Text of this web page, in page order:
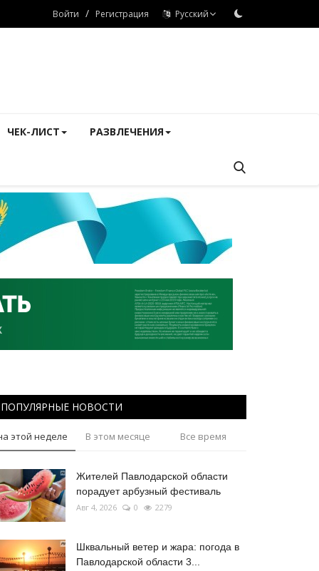
Войти / Регистрация Русский
ЧЕК-ЛИСТ РАЗВЛЕЧЕНИЯ
ПОПУЛЯРНЫЕ НОВОСТИ
этой неделе В этом месяце Все время
Жителей Павлодарской области
порадует арбузный фестиваль
Авг 4, 2026 0 2279
Шквальный ветер и жара: погода в
Павлодарской области 3...